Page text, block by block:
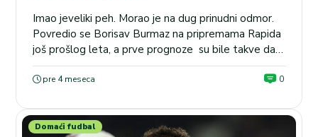
Imao jeveliki peh. Morao je na dug prinudni odmor.
Povredio se Borisav Burmaz na pripremama Rapida
još prošlog leta, a prve prognoze su bile takve da
napadač rođen 2001. godine možda ni ne zaigra u
tekućoj takmičarskoj godini. Ipak, čini se da to neće
na...
pre 4 meseca 0
Domaći fudbal